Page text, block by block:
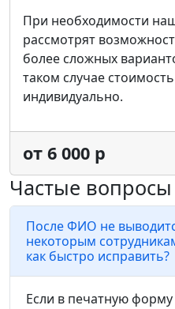
При необходимости
рассмотрят
более сложных
таком случае
индивидуально.
от 6 000 р
Частые вопросы
После ФИО не
некоторым
как быстро исправить?
Если в печатную